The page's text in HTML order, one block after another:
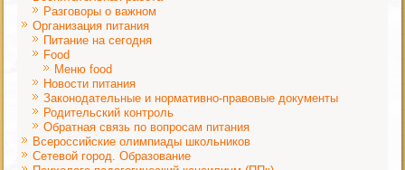
Разговоры о важном
Организация питания
Питание на сегодня
Food
Меню food
Новости питания
Законодательные и нормативно-правовые документы
Родительский контроль
Обратная связь по вопросам питания
Всероссийские олимпиады школьников
Сетевой город. Образование